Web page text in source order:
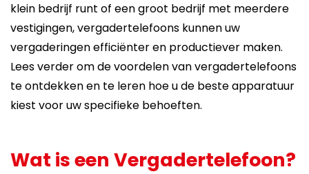
klein bedrijf runt of een groot bedrijf met meerdere
vestigingen, vergadertelefoons kunnen uw
vergaderingen efficiënter en productiever maken.
Lees verder om de voordelen van vergadertelefoons
te ontdekken en te leren hoe u de beste apparatuur
kiest voor uw specifieke behoeften.
Wat is een Vergadertelefoon?